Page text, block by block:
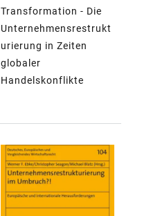
Transformation - Die
Unternehmensrestrukt
urierung in Zeiten
globaler
Handelskonflikte